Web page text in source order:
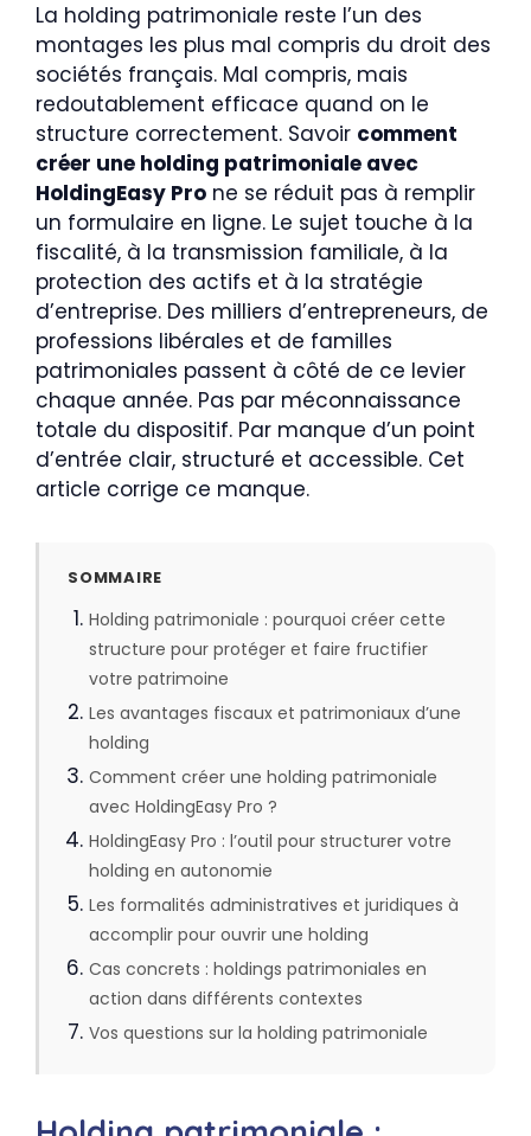
La holding patrimoniale reste l’un des
montages les plus mal compris du droit des
sociétés français. Mal compris, mais
redoutablement efficace quand on le
structure correctement. Savoir comment
créer une holding patrimoniale avec
HoldingEasy Pro ne se réduit pas à remplir
un formulaire en ligne. Le sujet touche à la
fiscalité, à la transmission familiale, à la
protection des actifs et à la stratégie
d’entreprise. Des milliers d’entrepreneurs, de
professions libérales et de familles
patrimoniales passent à côté de ce levier
chaque année. Pas par méconnaissance
totale du dispositif. Par manque d’un point
d’entrée clair, structuré et accessible. Cet
article corrige ce manque.
SOMMAIRE
Holding patrimoniale : pourquoi créer cette
structure pour protéger et faire fructifier
votre patrimoine
Les avantages fiscaux et patrimoniaux d’une
holding
Comment créer une holding patrimoniale
avec HoldingEasy Pro ?
HoldingEasy Pro : l’outil pour structurer votre
holding en autonomie
Les formalités administratives et juridiques à
accomplir pour ouvrir une holding
Cas concrets : holdings patrimoniales en
action dans différents contextes
Vos questions sur la holding patrimoniale